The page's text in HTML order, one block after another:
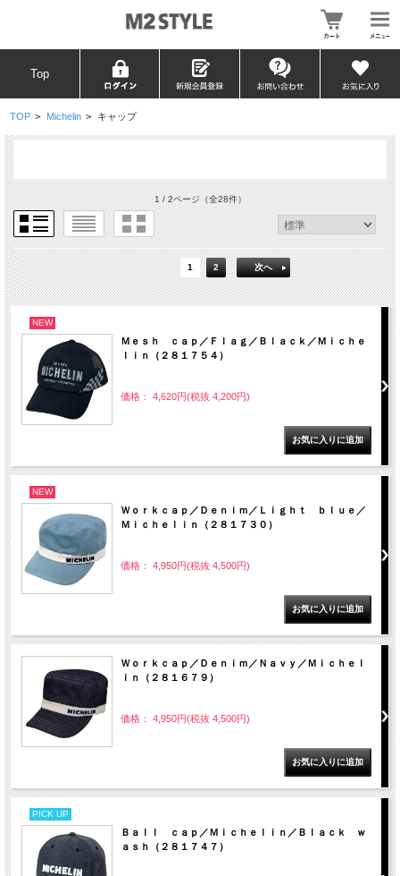
Top
TOP > Michelin > キャップ
1 / 2ページ（全28件）
1 2 次へ
NEW
Ｍｅｓｈ ｃａｐ／Ｆｌａｇ／Ｂｌａｃｋ／Ｍｉｃｈｅ
ｌｉｎ（２８１７５４）
価格： 4,620円(税抜 4,200円)
NEW
Ｗｏｒｋｃａｐ／Ｄｅｎｉｍ／Ｌｉｇｈｔ ｂｌｕｅ／
Ｍｉｃｈｅｌｉｎ（２８１７３０）
価格： 4,950円(税抜 4,500円)
Ｗｏｒｋｃａｐ／Ｄｅｎｉｍ／Ｎａｖｙ／Ｍｉｃｈｅｌ
ｉｎ（２８１６７９）
価格： 4,950円(税抜 4,500円)
PICK UP
Ｂａｌｌ ｃａｐ／Ｍｉｃｈｅｌｉｎ／Ｂｌａｃｋ ｗ
ａｓｈ（２８１７４７）